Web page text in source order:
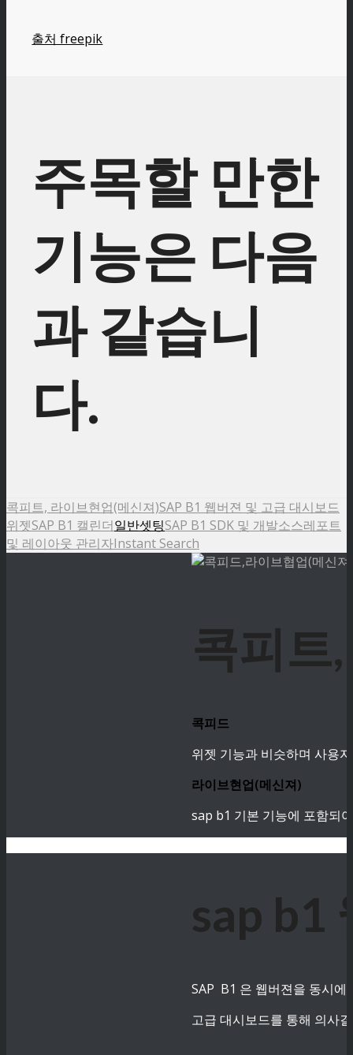
출처 freepik
주목할 만한
기능은 다음
과 같습니
다.
콕피트, 라이브현업(메신져)SAP B1 웹버젼 및 고급 대시보드
위젯SAP B1 캘린더일반셋팅SAP B1 SDK 및 개발소스레포트
및 레이아웃 관리자Instant Search
콕피트
콕피드
위젯 기능과 비슷하며 사용
라이브현업(메신져)
sap b1 기본 기능에 포함되
sap b1
SAP B1 은 웹버젼을 동시에
고급 대시보드를 통해 의사